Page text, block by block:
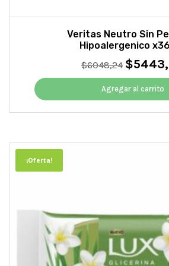
Veritas Neutro Sin
Hipoalergenico
$6048,24 El
precio
original
era:
$6048,24.
$
Agregar al carrito
¡Oferta!